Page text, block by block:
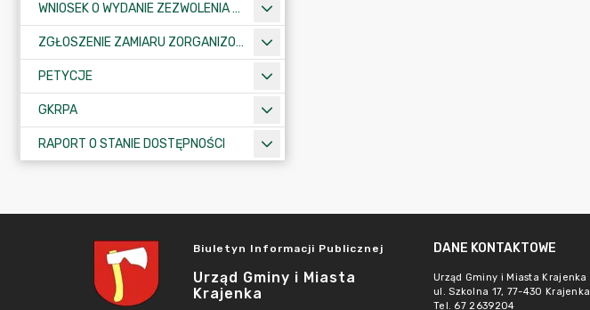
WNIOSEK O WYDANIE ZEZWOLENIA NA ZAJĘCIE PASA DROGOWEGO
ZGŁOSZENIE ZAMIARU ZORGANIZOWANIA ZGROMADZENIA
PETYCJE
GKRPA
RAPORT O STANIE DOSTĘPNOŚCI
Biuletyn Informacji Publicznej
Urząd Gminy i Miasta
Krajenka
DANE KONTAKTOWE
Urząd Gminy i Miasta Krajenka
ul. Szkolna 17, 77-430 Krajenka
Tel. 67 2639204